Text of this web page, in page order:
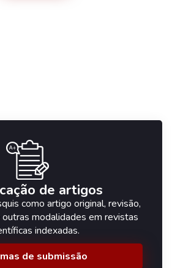
de artigos
como artigo original, revisão,
modalidades em revistas
indexadas.
de submissão